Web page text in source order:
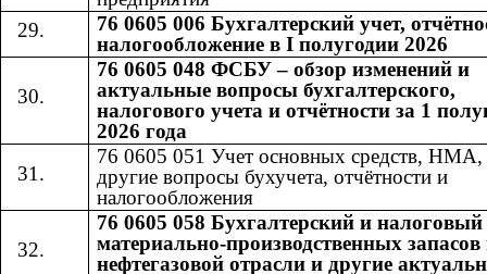
76 0605 006 Бухгалтерский учет,
налогообложение в I полугодии 2026
76 0605 048 ФСБУ – обзор изменений и
актуальные вопросы бухгалтерского,
налогового учета и отчётности за 1
2026 года
76 0605 051 Учет основных средств,
другие вопросы бухучета, отчётности и
налогообложения
76 0605 058 Бухгалтерский и налоговый
материально-производственных запасов
нефтегазовой отрасли и другие